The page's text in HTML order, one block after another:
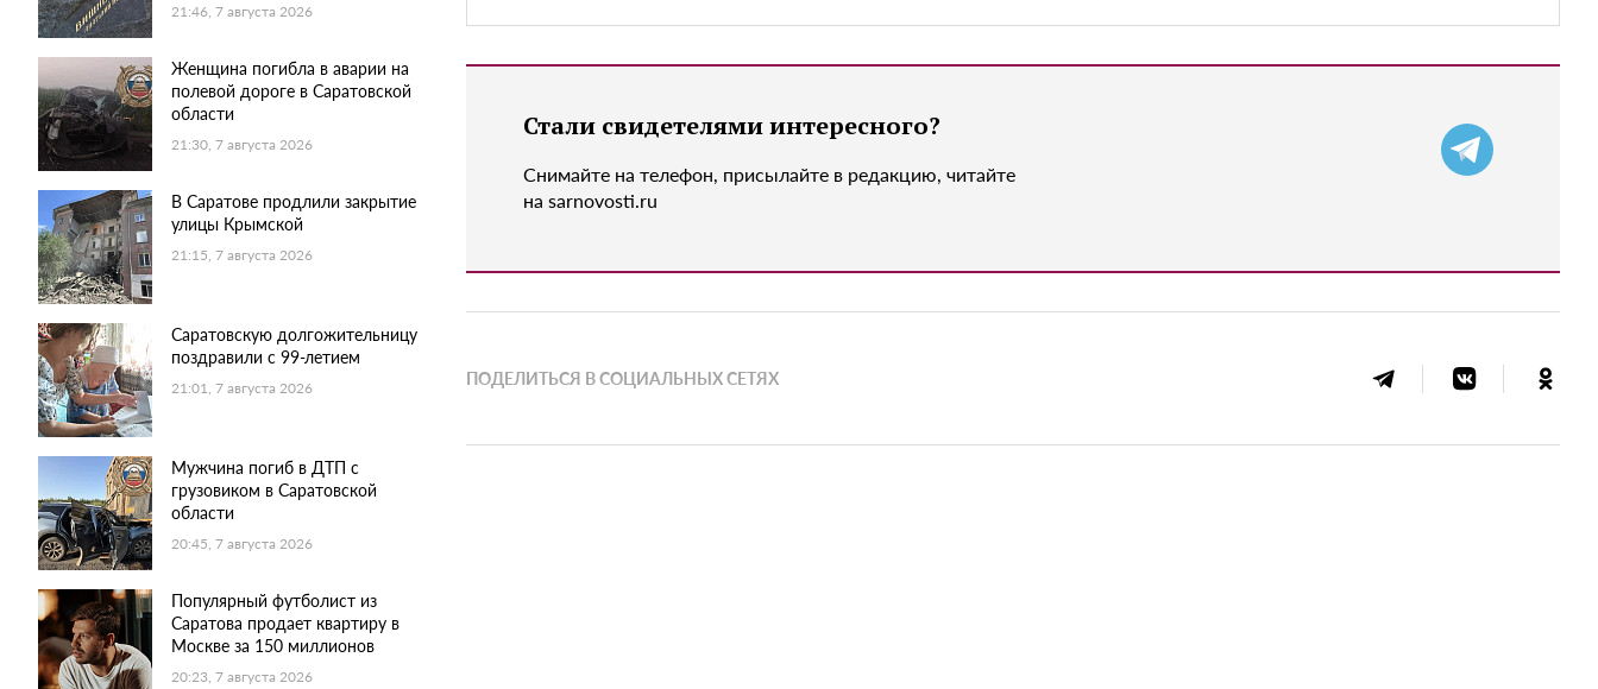
21:46, 7 августа 2026
Женщина погибла в аварии на
полевой дороге в Саратовской
области
21:30, 7 августа 2026
В Саратове продлили закрытие
улицы Крымской
21:15, 7 августа 2026
Саратовскую долгожительницу
поздравили с 99-летием
21:01, 7 августа 2026
Мужчина погиб в ДТП с
грузовиком в Саратовской
области
20:45, 7 августа 2026
Популярный футболист из
Саратова продает квартиру в
Москве за 150 миллионов
20:23, 7 августа 2026
Стали свидетелями интересного?
Снимайте на телефон, присылайте в редакцию, читайте
на sarnovosti.ru
ПОДЕЛИТЬСЯ В СОЦИАЛЬНЫХ СЕТЯХ